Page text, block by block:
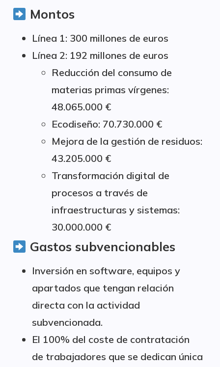
Montos
Línea 1: 300 millones de euros
Línea 2: 192 millones de euros
Reducción del consumo de
materias primas vírgenes:
48.065.000 €
Ecodiseño: 70.730.000 €
Mejora de la gestión de residuos:
43.205.000 €
Transformación digital de
procesos a través de
infraestructuras y sistemas:
30.000.000 €
Gastos subvencionables
Inversión en software, equipos y
apartados que tengan relación
directa con la actividad
subvencionada.
El 100% del coste de contratación
de trabajadores que se dedican única